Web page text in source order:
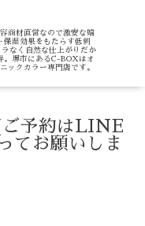
商材直営なので激安な嬉
保湿効果をもたらす低刺
なく自然な仕上がりだか
。堺市にあるC-BOXはオ
ックカラー専門店です。
予約はLINE
てお願いしま